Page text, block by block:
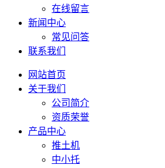
在线留言
新闻中心
常见问答
联系我们
网站首页
关于我们
公司简介
资质荣誉
产品中心
推土机
中小托